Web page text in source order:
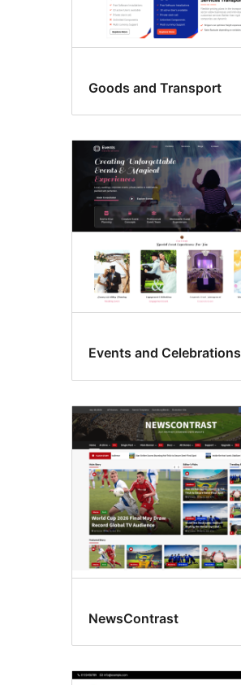
Goods and Transport
Events and Celebrations
NewsContrast